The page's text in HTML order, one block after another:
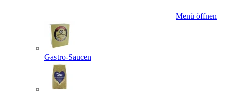
Menü öffnen
Gastro-Saucen